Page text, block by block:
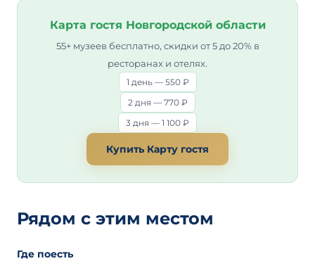
Карта гостя Новгородской области
55+ музеев бесплатно, скидки от 5 до 20% в
ресторанах и отелях.
1 день — 550 ₽
2 дня — 770 ₽
3 дня — 1 100 ₽
Купить Карту гостя
Рядом с этим местом
Где поесть